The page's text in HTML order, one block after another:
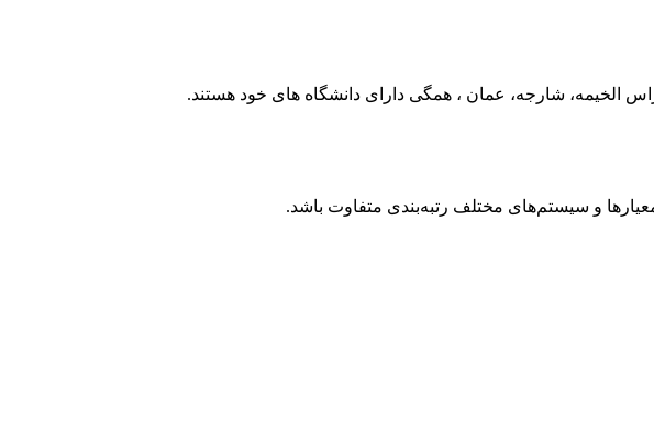
و سیستم‌های مختلف رتبه‌بندی متفاوت باشد.